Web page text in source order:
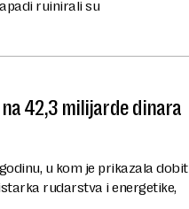
ruinirali su
42,3 milijarde dinara
u kom je prikazala dobit
rudarstva i energetike,